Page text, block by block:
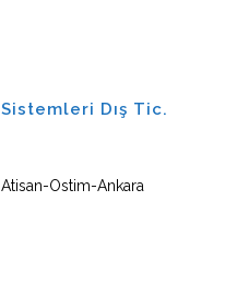
Dış Tic.
Ostim-Ankara